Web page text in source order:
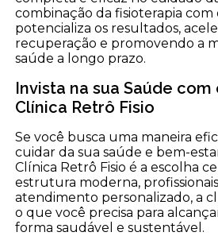
combinação da fisioterapia com
potencializa os resultados,
recuperação e promovendo a
saúde a longo prazo.
Invista na sua Saúde com
Clínica Retrô Fisio
Se você busca uma maneira
cuidar da sua saúde e bem-
Clínica Retrô Fisio é a escolha
estrutura moderna,
atendimento personalizado, a
o que você precisa para
forma saudável e sustentável.